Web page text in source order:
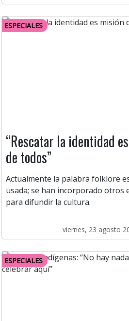
ESPECIALES
“Rescatar la identidad
de todos”
Actualmente la palabra folklore
usada; se han incorporado otros
para difundir la cultura.
viernes, 23 agosto
ESPECIALES